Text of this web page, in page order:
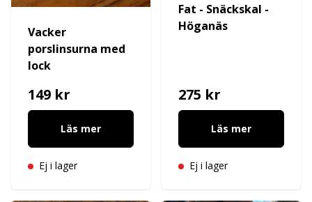
Vacker
porslinsurna med
lock
149 kr
Läs mer
Ej i lager
Fat - Snäckskal -
Höganäs
275 kr
Läs mer
Ej i lager